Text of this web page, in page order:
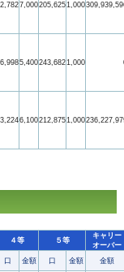
7,000205,6251,000
5,400243,6821,000
6,100212,8751,000
４等 ５等
キャリー
オーバー
口 金額 口 金額
金額